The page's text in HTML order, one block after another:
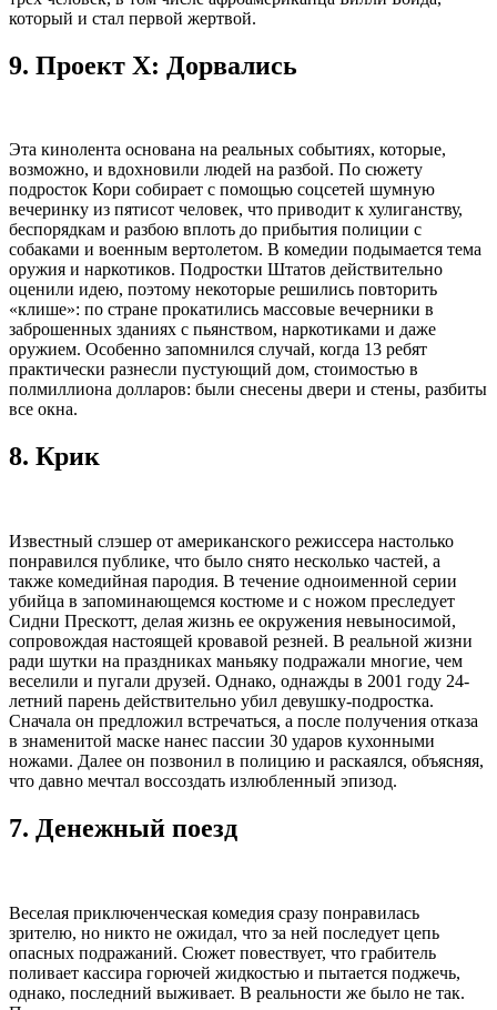
который и стал первой жертвой.
9. Проект Х: Дорвались
Эта кинолента основана на реальных событиях, которые,
возможно, и вдохновили людей на разбой. По сюжету
подросток Кори собирает с помощью соцсетей шумную
вечеринку из пятисот человек, что приводит к хулиганству,
беспорядкам и разбою вплоть до прибытия полиции с
собаками и военным вертолетом. В комедии подымается тема
оружия и наркотиков. Подростки Штатов действительно
оценили идею, поэтому некоторые решились повторить
«клише»: по стране прокатились массовые вечерники в
заброшенных зданиях с пьянством, наркотиками и даже
оружием. Особенно запомнился случай, когда 13 ребят
практически разнесли пустующий дом, стоимостью в
полмиллиона долларов: были снесены двери и стены, разбиты
все окна.
8. Крик
Известный слэшер от американского режиссера настолько
понравился публике, что было снято несколько частей, а
также комедийная пародия. В течение одноименной серии
убийца в запоминающемся костюме и с ножом преследует
Сидни Прескотт, делая жизнь ее окружения невыносимой,
сопровождая настоящей кровавой резней. В реальной жизни
ради шутки на праздниках маньяку подражали многие, чем
веселили и пугали друзей. Однако, однажды в 2001 году 24-
летний парень действительно убил девушку-подростка.
Сначала он предложил встречаться, а после получения отказа
в знаменитой маске нанес пассии 30 ударов кухонными
ножами. Далее он позвонил в полицию и раскаялся, объясняя,
что давно мечтал воссоздать излюбленный эпизод.
7. Денежный поезд
Веселая приключенческая комедия сразу понравилась
зрителю, но никто не ожидал, что за ней последует цепь
опасных подражаний. Сюжет повествует, что грабитель
поливает кассира горючей жидкостью и пытается поджечь,
однако, последний выживает. В реальности же было не так.